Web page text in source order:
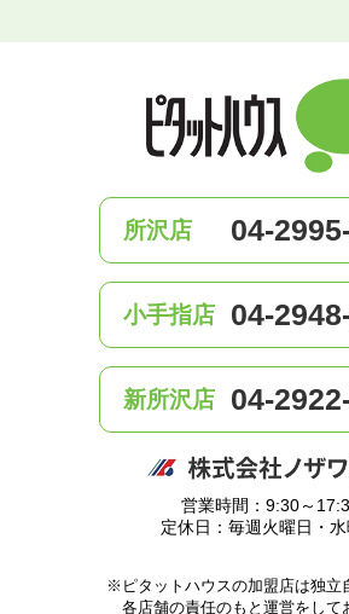
所沢店 04-
小手指店 04-
新所沢店 04-
営業時間：9:30～
定休日：毎週火曜日・水
※ピタットハウスの加盟店は独立
各店舗の責任のもと運営をして